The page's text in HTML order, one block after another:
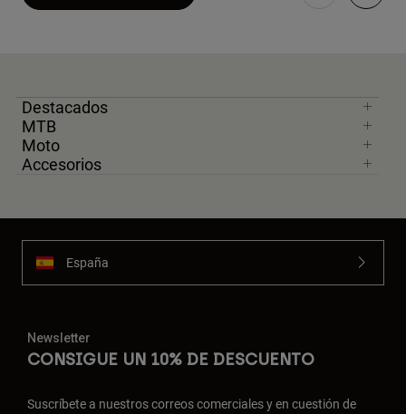
Destacados
MTB
Moto
Accesorios
España
Newsletter
CONSIGUE UN 10% DE DESCUENTO
Suscríbete a nuestros correos comerciales y en cuestión de